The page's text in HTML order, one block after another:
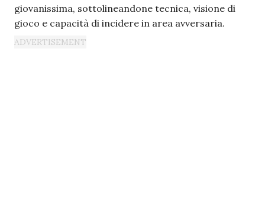
giovanissima, sottolineandone tecnica, visione di
gioco e capacità di incidere in area avversaria.